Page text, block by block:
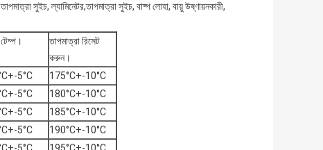
সুইচ, ল্যামিনেটর,তাপমাত্রা সুইচ, বাষ্প লোহা, বায়ু উষ্ণায়নকারী,
তাপমাত্রা রিসেট
করুন।
5°C
175°C+-10°C
5°C
180°C+-10°C
5°C
185°C+-10°C
5°C
190°C+-10°C